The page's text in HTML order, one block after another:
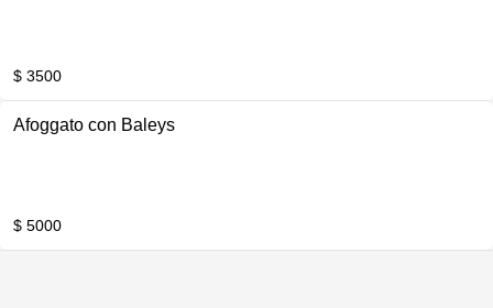
$ 3500
Afoggato con Baleys
$ 5000